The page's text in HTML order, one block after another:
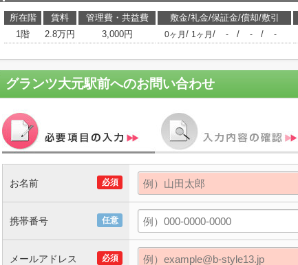
所在階 賃料 管理費・共益費 敷金/礼金/保証金/償却/敷引
1階
2.8万円 3,000円 0ヶ月 / 1ヶ月 / - / - / -
グランツ大元駅前へのお問い合わせ
必須
お名前
任意
携帯番号
必須
メールアドレス